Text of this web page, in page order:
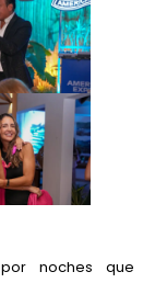
noches que